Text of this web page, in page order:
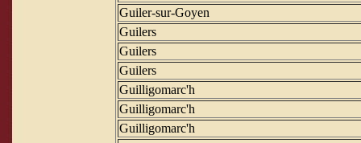
Guiler-sur-Goyen
Guilers
Guilers
Guilers
Guilligomarc'h
Guilligomarc'h
Guilligomarc'h